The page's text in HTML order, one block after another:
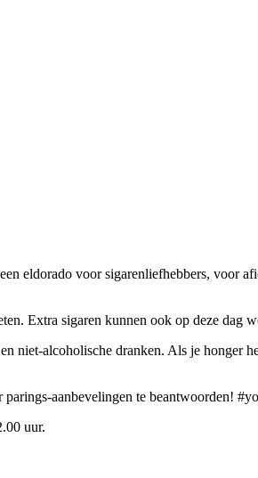
eldorado voor sigarenliefhebbers, voor
Extra sigaren kunnen ook op deze dag
niet-alcoholische dranken. Als je honger
aanbevelingen te beantwoorden!
uur.